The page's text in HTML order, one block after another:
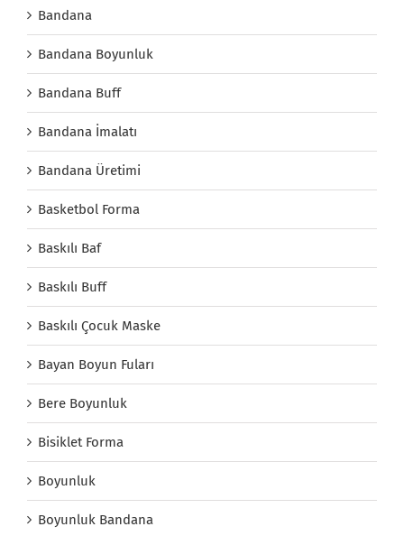
Bandana
Bandana Boyunluk
Bandana Buff
Bandana İmalatı
Bandana Üretimi
Basketbol Forma
Baskılı Baf
Baskılı Buff
Baskılı Çocuk Maske
Bayan Boyun Fuları
Bere Boyunluk
Bisiklet Forma
Boyunluk
Boyunluk Bandana